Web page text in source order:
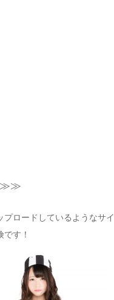
≫≫
プロードしているようなサ
す！